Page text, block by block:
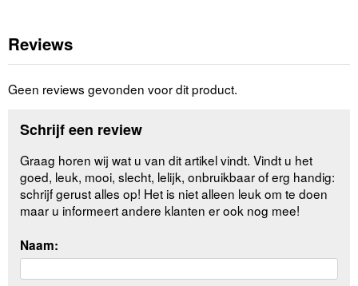
Reviews
Geen reviews gevonden voor dit product.
Schrijf een review
Graag horen wij wat u van dit artikel vindt. Vindt u het
goed, leuk, mooi, slecht, lelijk, onbruikbaar of erg handig:
schrijf gerust alles op! Het is niet alleen leuk om te doen
maar u informeert andere klanten er ook nog mee!
Naam: